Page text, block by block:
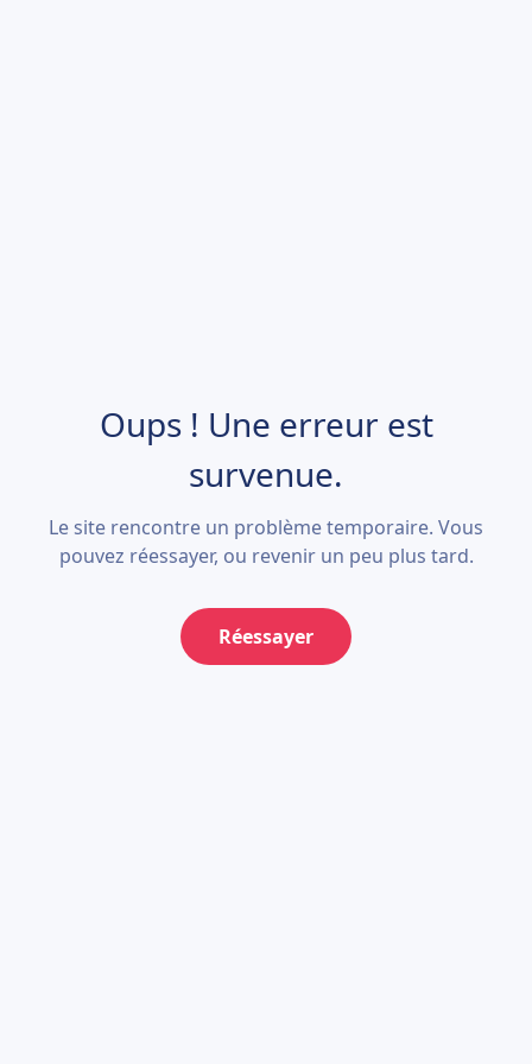
Oups ! Une erreur est
survenue.
Le site rencontre un problème temporaire. Vous
pouvez réessayer, ou revenir un peu plus tard.
Réessayer